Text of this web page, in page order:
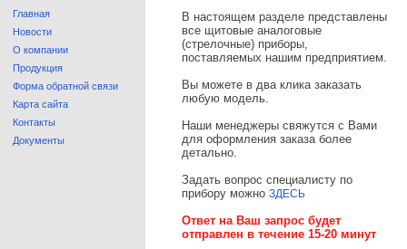
Главная
Новости
О компании
Продукция
Форма обратной связи
Карта сайта
Контакты
Документы
В настоящем разделе представлены
все щитовые аналоговые
(стрелочные) приборы,
поставляемых нашим предприятием.
Вы можете в два клика заказать
любую модель.
Наши менеджеры свяжутся с Вами
для оформления заказа более
детально.
Задать вопрос специалисту по
прибору можно ЗДЕСЬ
Ответ на Ваш запрос будет
отправлен в течение 15-20 минут